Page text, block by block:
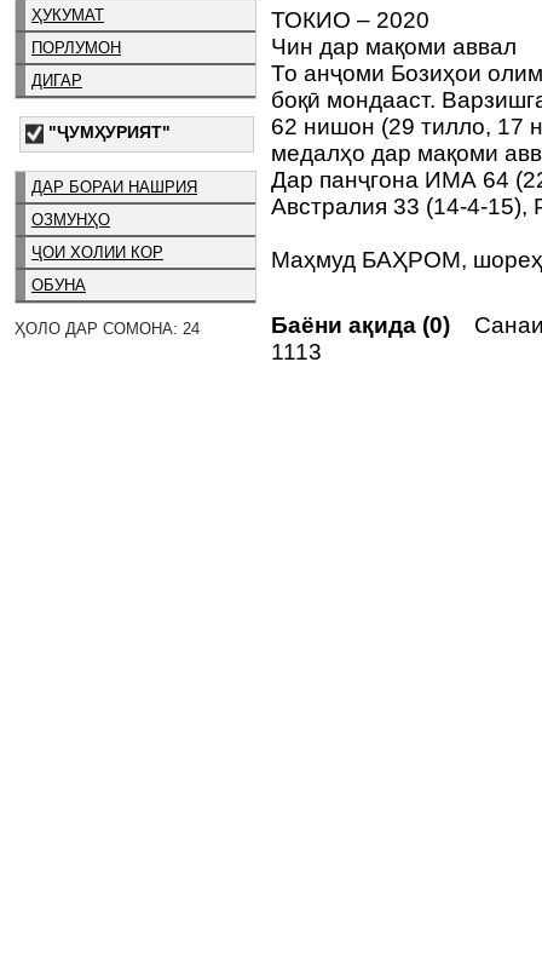
ҲУКУМАТ
ПОРЛУМОН
ДИГАР
"ҶУМҲУРИЯТ"
ДАР БОРАИ НАШРИЯ
ОЗМУНҲО
ҶОИ ХОЛИИ КОР
ОБУНА
ҲОЛО ДАР СОМОНА: 24
ТОКИО – 2020
Чин дар мақоми аввал
То анҷоми Бозиҳои
боқӣ мондааст.
62 нишон (29 тилло, 17
медалҳо дар мақоми
Дар панҷгона ИМА 64
Австралия 33 (14-4-15),
Маҳмуд БАҲРОМ,
Баёни ақида (0)
1113